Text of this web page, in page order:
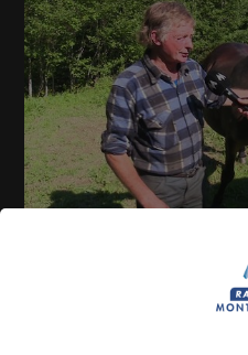
La Place du